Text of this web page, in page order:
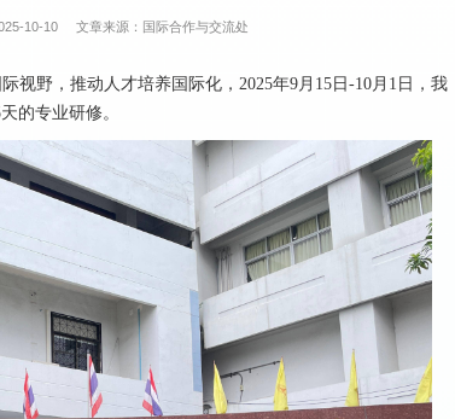
10-10 文章来源：国际合作与交流处
视野，推动人才培养国际化，2025年9月15日-10月1日，我
的专业研修。